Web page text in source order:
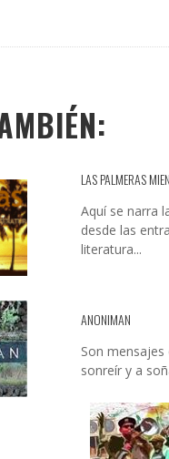
LAS PALMERAS
Aquí se narra
desde las
literatura...
ANONIMAN
Son
sonreír y a